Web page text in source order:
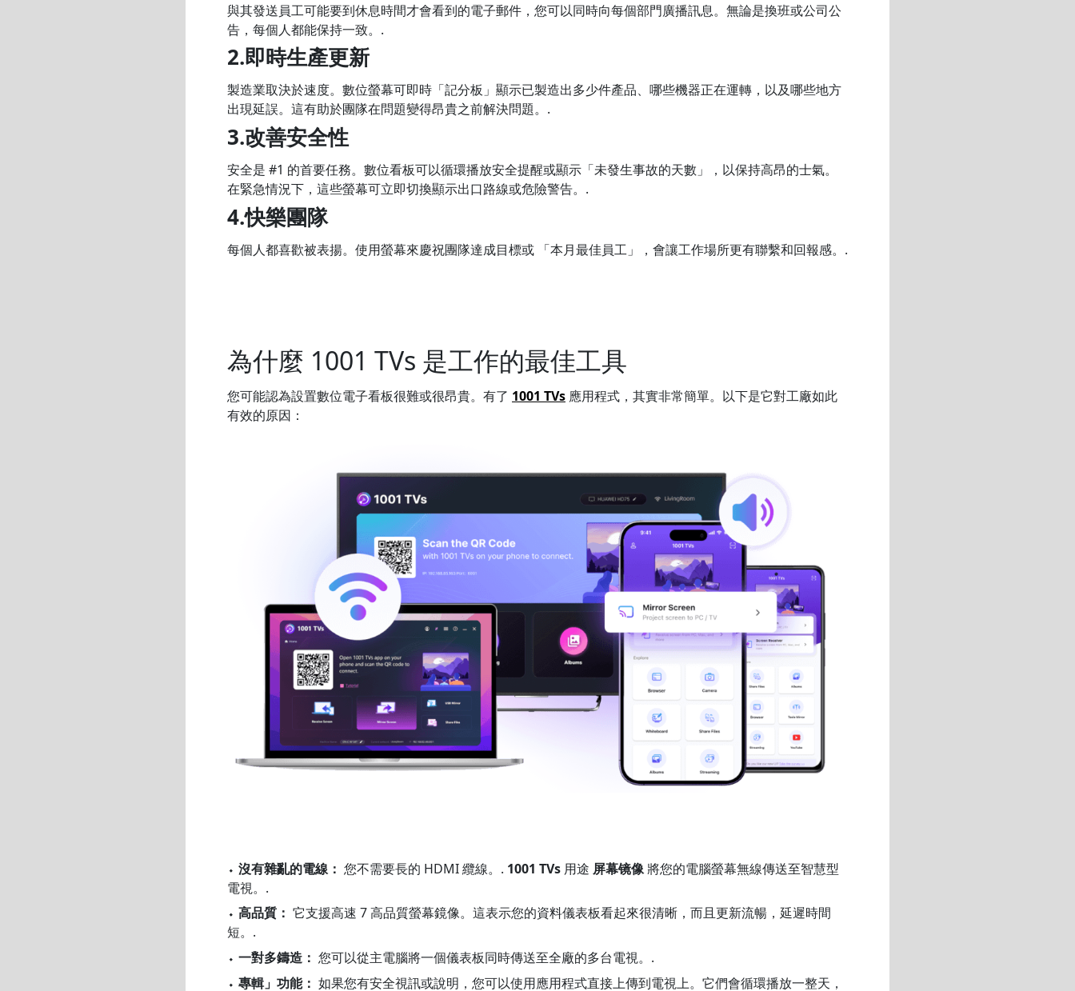
與其發送員工可能要到休息時間才會看到的電子郵件，您可以同時向每個部門廣播訊息。無論是換班或公司公
告，每個人都能保持一致。.
2.即時生產更新
製造業取決於速度。數位螢幕可即時「記分板」顯示已製造出多少件產品、哪些機器正在運轉，以及哪些地方
出現延誤。這有助於團隊在問題變得昂貴之前解決問題。.
3.改善安全性
安全是 #1 的首要任務。數位看板可以循環播放安全提醒或顯示「未發生事故的天數」，以保持高昂的士氣。
在緊急情況下，這些螢幕可立即切換顯示出口路線或危險警告。.
4.快樂團隊
每個人都喜歡被表揚。使用螢幕來慶祝團隊達成目標或 「本月最佳員工」，會讓工作場所更有聯繫和回報感。.
為什麼 1001 TVs 是工作的最佳工具
您可能認為設置數位電子看板很難或很昂貴。有了 1001 TVs 應用程式，其實非常簡單。以下是它對工廠如此
有效的原因：
⬩ 沒有雜亂的電線： 您不需要長的 HDMI 纜線。. 1001 TVs 用途 屏幕镜像將您的電腦螢幕無線傳送至智慧型
電視。.
⬩ 高品質： 它支援高速 7 高品質螢幕鏡像。這表示您的資料儀表板看起來很清晰，而且更新流暢，延遲時間
短。.
⬩ 一對多鑄造： 您可以從主電腦將一個儀表板同時傳送至全廠的多台電視。.
⬩ 專輯」功能： 如果您有安全視訊或說明，您可以使用應用程式直接上傳到電視上。它們會循環播放一整天，